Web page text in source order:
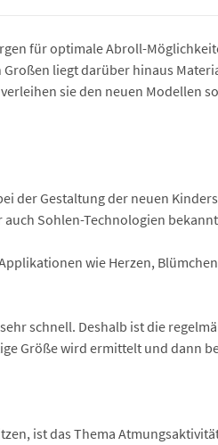
für optimale Abroll-
liegt darüber hinaus
sie den neuen Modellen
der Gestaltung der neuen
Sohlen-Technologien
wie Herzen,
schnell. Deshalb ist die
Größe wird ermittelt und dann
ist das Thema